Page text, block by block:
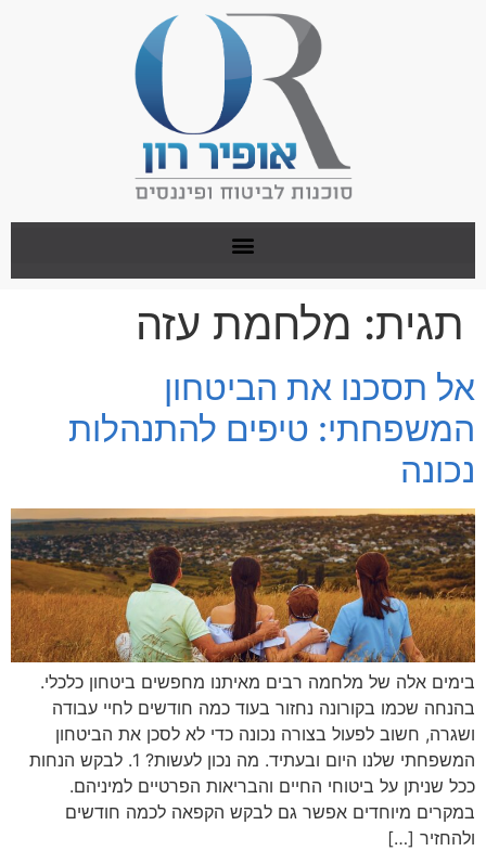
תגית: מלחמת עזה
אל תסכנו את הביטחון
המשפחתי: טיפים להתנהלות
נכונה
בימים אלה של מלחמה רבים מאיתנו מחפשים ביטחון כלכלי.
בהנחה שכמו בקורונה נחזור בעוד כמה חודשים לחיי עבודה
ושגרה, חשוב לפעול בצורה נכונה כדי לא לסכן את הביטחון
המשפחתי שלנו היום ובעתיד. מה נכון לעשות? 1. לבקש הנחות
ככל שניתן על ביטוחי החיים והבריאות הפרטיים למיניהם.
במקרים מיוחדים אפשר גם לבקש הקפאה לכמה חודשים
ולהחזיר […]